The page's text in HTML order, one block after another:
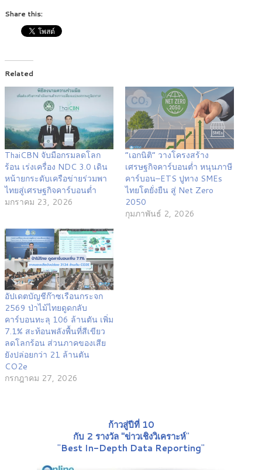
Share this:
Related
ThaiCBN จับมือกรมลดโลก
ร้อน เร่งเครื่อง NDC 3.0 เดิน
หน้ายกระดับเครือข่ายร่วมพา
ไทยสู่เศรษฐกิจคาร์บอนต่ำ
มกราคม 23, 2026
“เอกนิติ” วางโครงสร้าง
เศรษฐกิจคาร์บอนต่ำ หนุนภาษี
คาร์บอน–ETS ปูทาง SMEs
ไทยโตยั่งยืน สู่ Net Zero
2050
กุมภาพันธ์ 2, 2026
อัปเดตบัญชีก๊าซเรือนกระจก
2569 ป่าไม้ไทยดูดกลับ
คาร์บอนทะลุ 106 ล้านตัน เพิ่ม
7.1% สะท้อนพลังพื้นที่สีเขียว
ลดโลกร้อน ส่วนภาคของเสีย
ยังปล่อยกว่า 21 ล้านตัน
CO2e
กรกฎาคม 27, 2026
ก้าวสู่ปีที่ 10
กับ 2 รางวัล "ข่าวเชิงวิเคราะห์"
"Best In-Depth Data Reporting"